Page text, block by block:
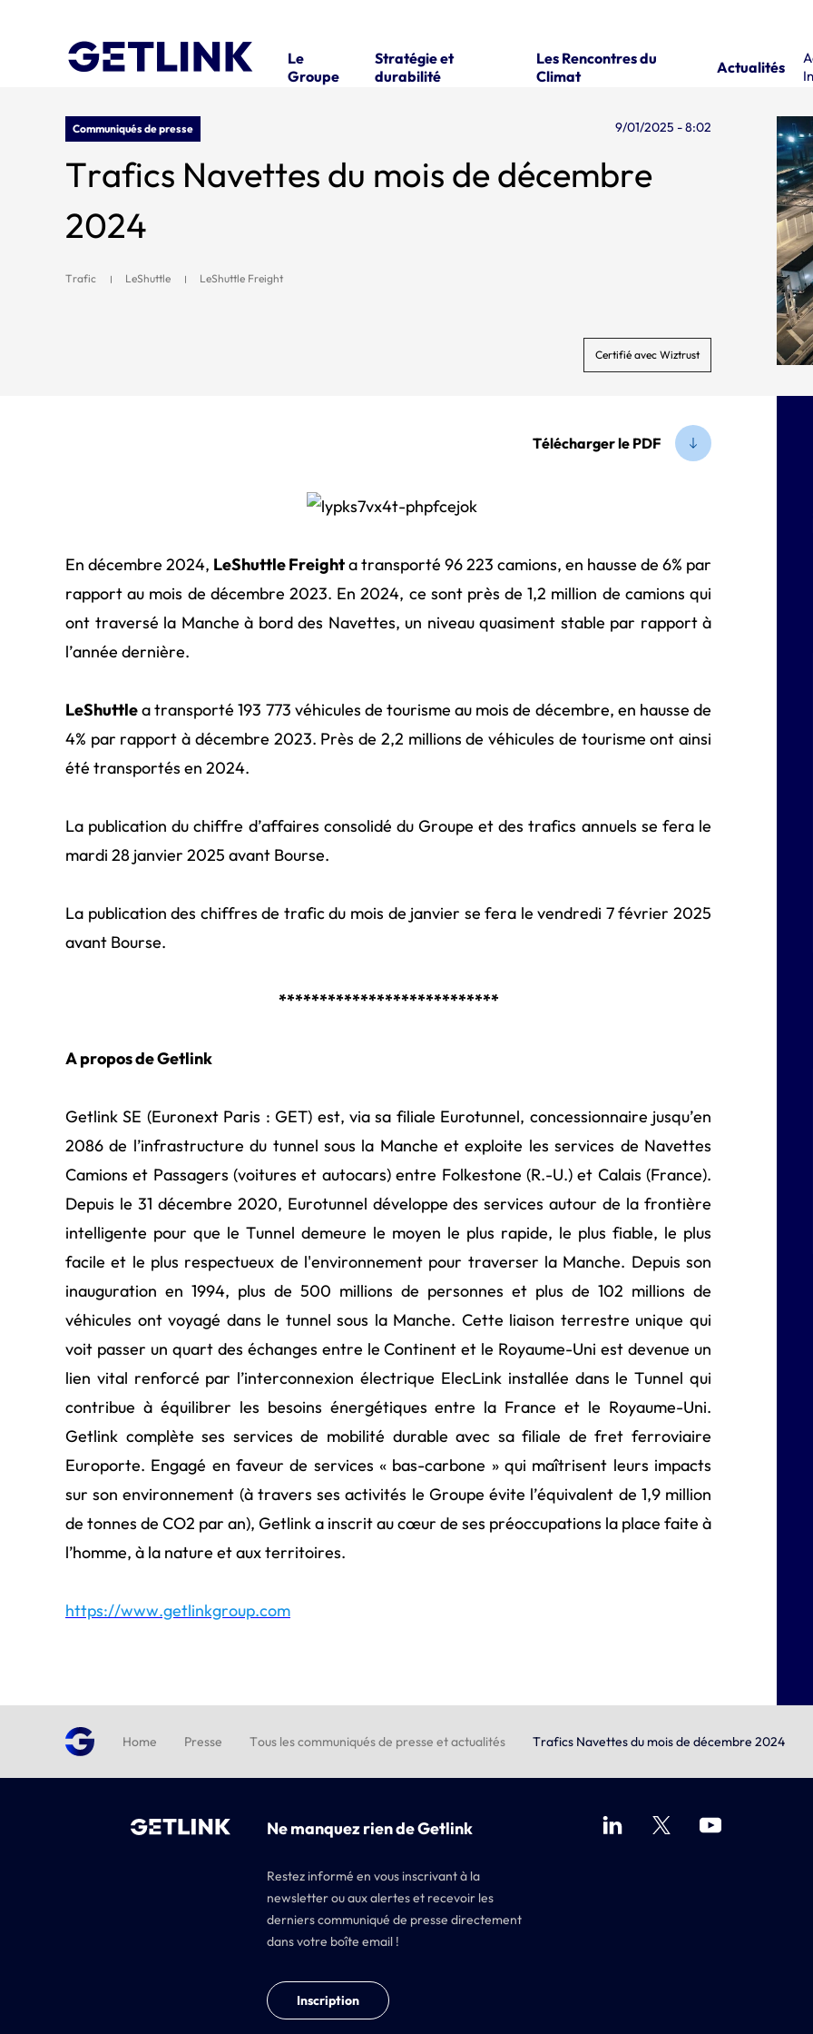
Le
Groupe
Stratégie et
durabilité
Les Rencontres du
Climat
Actualités
Communiqués de presse 9/01/2025 - 8:02
Trafics Navettes du mois de décembre
2024
Trafic LeShuttle LeShuttle Freight
Certifié avec Wiztrust
Télécharger le PDF
En décembre 2024, LeShuttle Freighta transporté 96 223 camions, en hausse de 6% par
rapport au mois de décembre 2023. En 2024, ce sont près de 1,2 million de camions qui
ont traversé la Manche à bord des Navettes, un niveau quasiment stable par rapport à
l’année dernière.
LeShuttlea transporté 193 773 véhicules de tourisme au mois de décembre, en hausse de
4% par rapport à décembre 2023. Près de 2,2 millions devéhicules de tourisme ont ainsi
été transportés en 2024.
La publication du chiffre d’affaires consolidé du Groupe et des trafics annuels se fera le
mardi 28 janvier 2025 avant Bourse.
La publication des chiffres de trafic du mois de janvier se fera le vendredi 7 février 2025
avant Bourse.
***************************
A propos de Getlink
Getlink SE (Euronext Paris : GET) est, via sa filiale Eurotunnel, concessionnaire jusqu’en
2086 de l’infrastructure du tunnel sous la Manche et exploite les services de Navettes
Camions et Passagers (voitures et autocars) entre Folkestone (R.-U.) et Calais (France).
Depuis le 31 décembre 2020, Eurotunnel développe des services autour de la frontière
intelligente pour que le Tunnel demeure le moyen le plus rapide, le plus fiable, le plus
facile et le plus respectueux de l'environnement pour traverser la Manche. Depuis son
inauguration en 1994, plus de 500 millions de personnes et plus de 102 millions de
véhicules ont voyagé dans le tunnel sous la Manche. Cette liaison terrestre unique qui
voit passer un quart des échanges entre le Continent et le Royaume-Uni est devenue un
lien vital renforcé par l’interconnexion électrique ElecLink installée dans le Tunnel qui
contribue à équilibrer les besoins énergétiques entre la France et le Royaume-Uni.
Getlink complète ses services de mobilité durable avec sa filiale de fret ferroviaire
Europorte. Engagé en faveur de services « bas-carbone » qui maîtrisent leurs impacts
sur son environnement (à travers ses activités le Groupe évite l’équivalent de 1,9 million
de tonnes de CO2 par an), Getlink a inscrit au cœur de ses préoccupations la place faite à
l’homme, à la nature et aux territoires.
https://www.getlinkgroup.com
Home Presse Tous les communiqués de presse et actualités Trafics Navettes du mois de décembre 2024
Ne manquez rien de Getlink
Restez informé en vous inscrivant à la
newsletter ou aux alertes et recevoir les
derniers communiqué de presse directement
dans votre boîte email !
Inscription